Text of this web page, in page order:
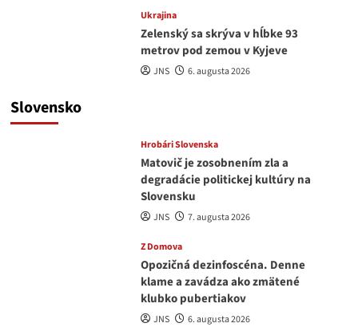
Ukrajina
Zelenský sa skrýva v hĺbke 93
metrov pod zemou v Kyjeve
JNS 6. augusta 2026
Slovensko
Hrobári Slovenska
Matovič je zosobnením zla a
degradácie politickej kultúry na
Slovensku
JNS 7. augusta 2026
Z Domova
Opozičná dezinfoscéna. Denne
klame a zavádza ako zmätené
klubko pubertiakov
JNS 6. augusta 2026